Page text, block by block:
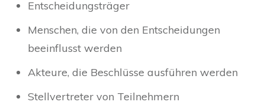
Entscheidungsträger
Menschen, die von den Entscheidungen
beeinflusst werden
Akteure, die Beschlüsse ausführen werden
Stellvertreter von Teilnehmern